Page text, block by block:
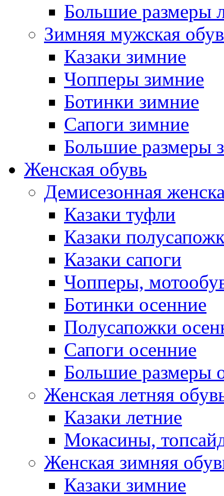
Большие размеры
Зимняя мужская
Казаки зимние
Чопперы зимние
Ботинки зимние
Сапоги зимние
Большие размеры
Женская обувь
Демисезонная
Казаки туфли
Казаки
Казаки сапоги
Чопперы,
Ботинки осенние
Полусапожки
Сапоги осенние
Большие размеры
Женская летняя
Казаки летние
Мокасины,
Женская зимняя
Казаки зимние